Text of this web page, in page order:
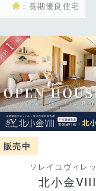
：長期優良住宅
ソレイユヴィレ
北小金
販売中